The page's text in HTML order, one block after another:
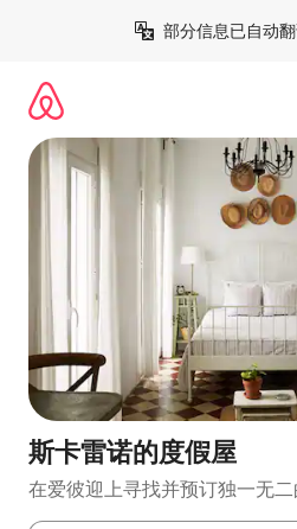
部分信息已自动翻
斯卡雷诺的度假屋
在爱彼迎上寻找并预订独一无